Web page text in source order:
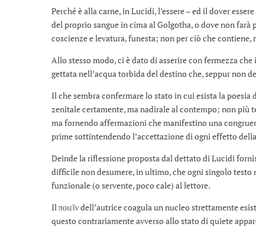
Perché è alla carne, in Lucidi, l’essere – ed il dover
del proprio sangue in cima al Golgotha, o dove non
coscienze e levatura, funesta; non per ciò che
Allo stesso modo, ci è dato di asserire con fermezza
gettata nell’acqua torbida del destino che, seppur non
Il che sembra confermare lo stato in cui esista la
zenitale certamente, ma nadirale al contempo; non più
ma fornendo affermazioni che manifestino una
prime sottintendendo l’accettazione di ogni effetto
Deinde la riflessione proposta dal dettato di Lucidi
difficile non desumere, in ultimo, che ogni singolo testo
funzionale (o servente, poco cale) al lettore.
Il ποιεῖν dell’autrice coagula un nucleo strettamente
questo contrariamente avverso allo stato di quiete